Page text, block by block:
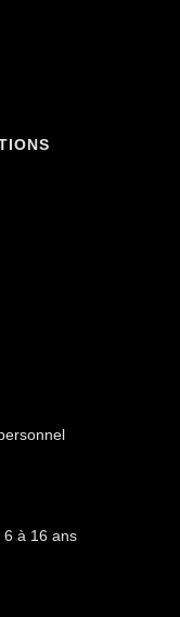
6 à 16 ans